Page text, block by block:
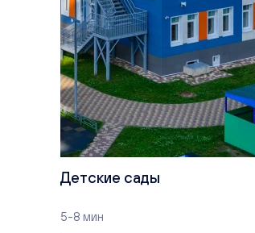
Детские сады
5-8 мин